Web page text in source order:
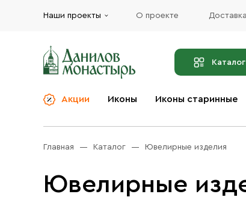
Наши проекты О проекте Доставка
Каталог
Акции Иконы Иконы старинные
Церковная утварь
Бренды
Услуги
Главная Каталог Ювелирные изделия
Ювелирные